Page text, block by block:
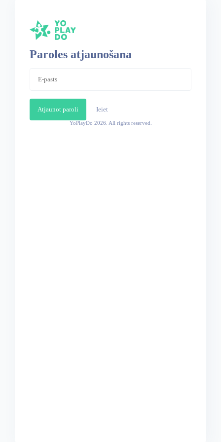
Paroles atjaunošana
Atjaunot paroli Ieiet
YoPlayDo 2026. All rights reserved.